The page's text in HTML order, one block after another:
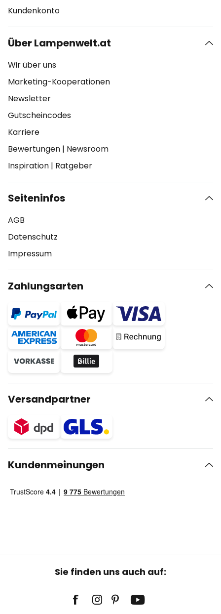
Kundenkonto
Über Lampenwelt.at
Wir über uns
Marketing-Kooperationen
Newsletter
Gutscheincodes
Karriere
Bewertungen | Newsroom
Inspiration | Ratgeber
Seiteninfos
AGB
Datenschutz
Impressum
Zahlungsarten
Versandpartner
Kundenmeinungen
Sie finden uns auch auf: